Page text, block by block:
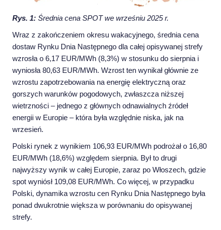
Rys. 1: Średnia cena SPOT we wrześniu 2025 r.
Wraz z zakończeniem okresu wakacyjnego, średnia cena
dostaw Rynku Dnia Następnego dla całej opisywanej strefy
wzrosła o 6,17 EUR/MWh (8,3%) w stosunku do sierpnia i
wyniosła 80,63 EUR/MWh. Wzrost ten wynikał głównie ze
wzrostu zapotrzebowania na energię elektryczną oraz
gorszych warunków pogodowych, zwłaszcza niższej
wietrzności – jednego z głównych odnawialnych źródeł
energii w Europie – która była względnie niska, jak na
wrzesień.
Polski rynek z wynikiem 106,93 EUR/MWh podrożał o 16,80
EUR/MWh (18,6%) względem sierpnia. Był to drugi
najwyższy wynik w całej Europie, zaraz po Włoszech, gdzie
spot wyniósł 109,08 EUR/MWh. Co więcej, w przypadku
Polski, dynamika wzrostu cen Rynku Dnia Następnego była
ponad dwukrotnie większa w porównaniu do opisywanej
strefy.